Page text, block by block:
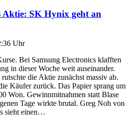
Aktie: SK Hynix geht an
Uhr
Bei Samsung Electronics klafften
in dieser Woche weit auseinander.
die Aktie zunächst massiv ab.
Käufer zurück. Das Papier sprang um
Won. Gewinnmitnahmen statt Blase
Tage wirkte brutal. Greg Noh von
sieht einen…